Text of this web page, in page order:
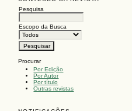
Pesquisa
Escopo da Busca
Procurar
Por Edição
Por Autor
Por título
Outras revistas